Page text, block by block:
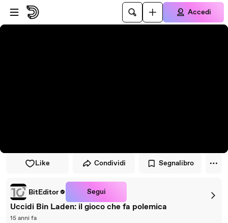
Vai al lettore
Passa al contenuto principale
Accedi
Like Condividi Segnalibro
BitEditor Segui
Uccidi Bin Laden: il gioco che fa polemica
15 anni fa